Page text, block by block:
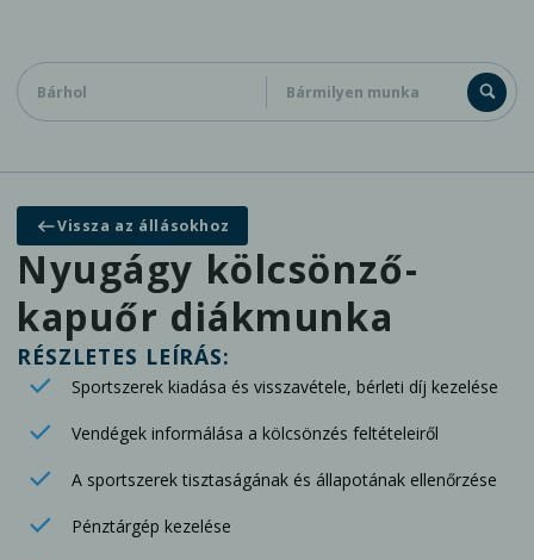
Kapcsolat
Általános jelentkezés adatbázisunkba
Vissza az állásokhoz
Nyugágy kölcsönző-
kapuőr diákmunka
RÉSZLETES LEÍRÁS:
Sportszerek kiadása és visszavétele, bérleti díj kezelése
Vendégek informálása a kölcsönzés feltételeiről
A sportszerek tisztaságának és állapotának ellenőrzése
Pénztárgép kezelése